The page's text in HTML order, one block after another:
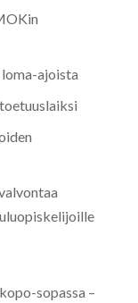
ajoista
sopassa –